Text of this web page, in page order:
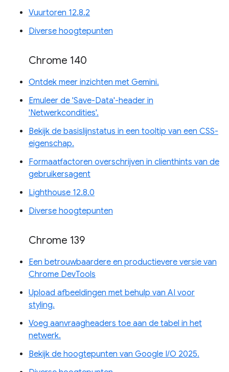
Vuurtoren 12.8.2
Diverse hoogtepunten
Chrome 140
Ontdek meer inzichten met Gemini.
Emuleer de 'Save-Data'-header in
'Netwerkcondities'.
Bekijk de basislijnstatus in een tooltip van een CSS-
eigenschap.
Formaatfactoren overschrijven in clienthints van de
gebruikersagent
Lighthouse 12.8.0
Diverse hoogtepunten
Chrome 139
Een betrouwbaardere en productievere versie van
Chrome DevTools
Upload afbeeldingen met behulp van AI voor
styling.
Voeg aanvraagheaders toe aan de tabel in het
netwerk.
Bekijk de hoogtepunten van Google I/O 2025.